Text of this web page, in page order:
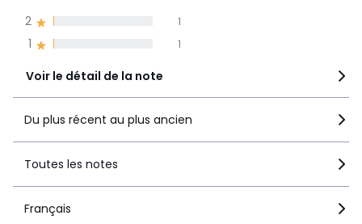
1 1
2 1
Voir le détail de la note
Du plus récent au plus ancien
Toutes les notes
Français